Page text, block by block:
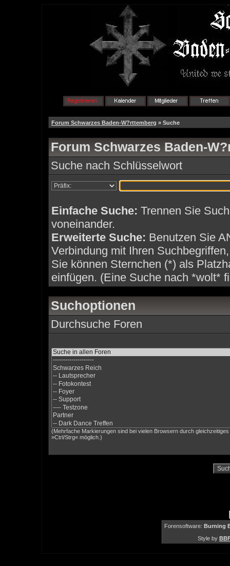
Forum Schwarzes Baden-W?rttemberg » Suche
Forum Schwarzes Baden-
Suche nach Schlüsselwort
Einfache Suche: Trennen Sie
voneinander.
Erweiterte Suche: Benutzen Sie
Verbindung mit Ihren
Sie können Sternchen (*) als
einfügen. (Eine Suche nach *wolt*
Suchoptionen
Durchsuche Foren
(Mehrfache Markierungen sind bei vielen Browsern durch
»Ctrl/Strg« möglich.)
Forensoftware: Burning
Style by